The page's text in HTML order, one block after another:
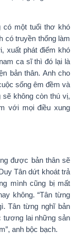
có một tuổi thơ khó
có truyền thống làm
xuất phát điểm khó
ca sĩ thì đó lại là
bản thân. Anh cho
sống êm đềm và
không còn thú vị,
với mọi điều xung
được bản thân sẽ
Tân dứt khoát trả
mình cũng bị mất
không. “Tân từng
Tân từng nghĩ bản
tương lai những sản
anh bộc bạch.